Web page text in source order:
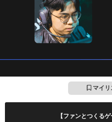
マイリ
【ファンとつくる